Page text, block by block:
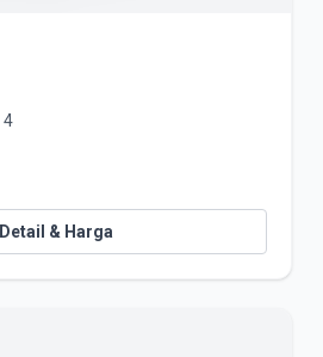
4
Detail & Harga